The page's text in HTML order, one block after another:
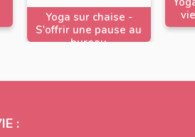
Yoga sur chaise -
S'offrir une pause au
bureau
: